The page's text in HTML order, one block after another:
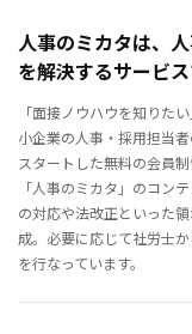
人事のミカタは、
を解決するサービス
「面接ノウハウを知りた
小企業の人事・採用担当
スタートした無料の会員制
「人事のミカタ」のコン
の対応や法改正といった
成。必要に応じて社労士
を行なっています。